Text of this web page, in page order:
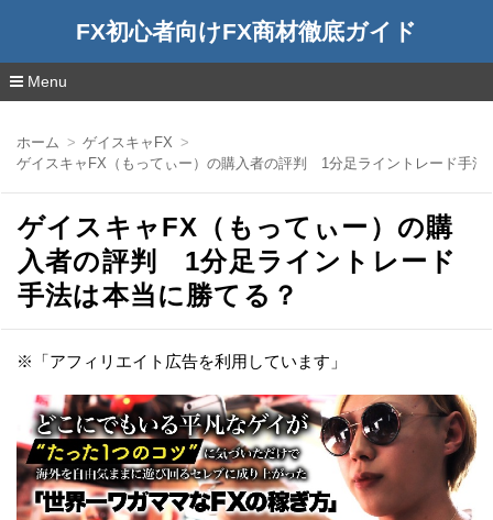
FX初心者向けFX商材徹底ガイド
Menu
ツ
ホーム
ゲイスキャFX
ゲイスキャFX（もってぃー）の購入者の評判 1分足ライントレード手
ゲイスキャFX（もってぃー）の購
入者の評判 1分足ライントレード
手法は本当に勝てる？
※「アフィリエイト広告を利用しています」